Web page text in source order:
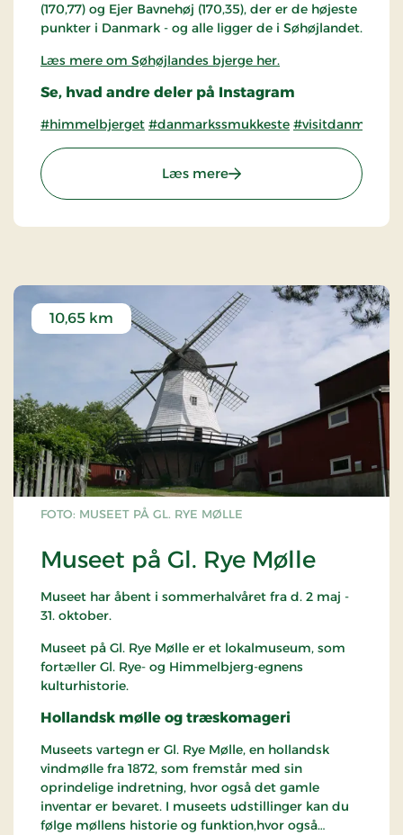
(170,77) og Ejer Bavnehøj (170,35), der er de højeste
punkter i Danmark - og alle ligger de i Søhøjlandet.
Læs mere om Søhøjlandes bjerge her.
Se, hvad andre deler på Instagram
#himmelbjerget #danmarkssmukkeste
Læs mere: Himmelbjerget
FOTO: MUSEET PÅ GL. RYE MØLLE
Museet på Gl. Rye Mølle
10,65 km
Museet har åbent i sommerhalvåret fra d. 2 maj -
31. oktober.
Museet på Gl. Rye Mølle er et lokalmuseum, som
fortæller Gl. Rye- og Himmelbjerg-egnens
kulturhistorie.
Hollandsk mølle og træskomageri
Museets vartegn er Gl. Rye Mølle, en hollandsk
vindmølle fra 1872, som fremstår med sin
oprindelige indretning, hvor også det gamle
inventar er bevaret. I museets udstillinger kan du
følge møllens historie og funktion,hvor også